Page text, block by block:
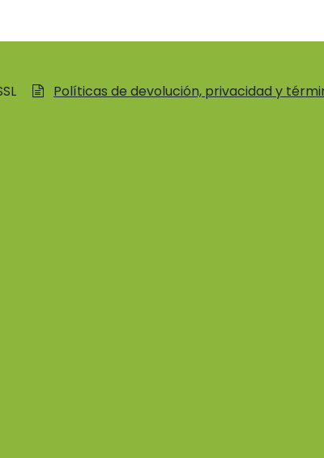
Políticas de devolución, privacidad y